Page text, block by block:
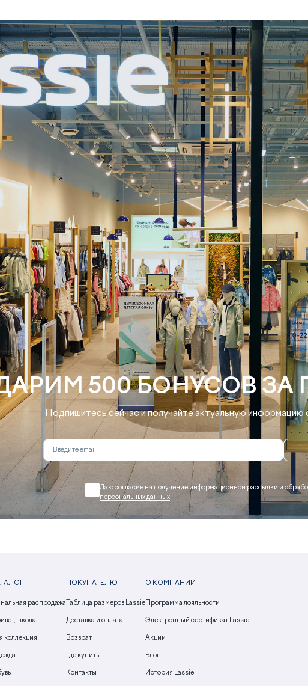
500 БОНУСОВ ЗА
Подпишитесь сейчас и получайте актуальную информацию
Даю согласие на получение информационной рассылки и
персональных данных
распродажа
школа!
коллекция
ПОКУПАТЕЛЮ
Таблица размеров Lassie
Доставка и оплата
Возврат
Где купить
Контакты
О КОМПАНИИ
Программа лояльности
Электронный сертификат Lassie
Акции
Блог
История Lassie